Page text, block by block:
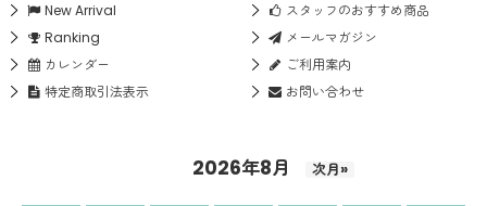
New Arrival
スタッフのおすすめ商品
Ranking
メールマガジン
カレンダー
ご利用案内
特定商取引法表示
お問い合わせ
2026年8月 次月»